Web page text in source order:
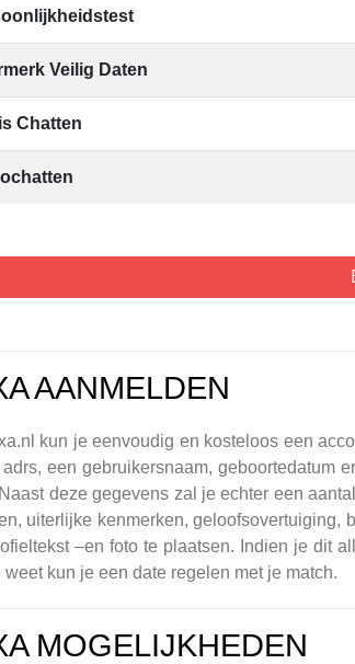
Veilig Daten
Chatten
AANMELDEN
kun je eenvoudig en kosteloos een
een gebruikersnaam, geboortedatum
deze gegevens zal je echter een
uiterlijke kenmerken, geloofsovertuiging,
–en foto te plaatsen. Indien je dit
weet kun je een date regelen met je match.
MOGELIJKHEDEN